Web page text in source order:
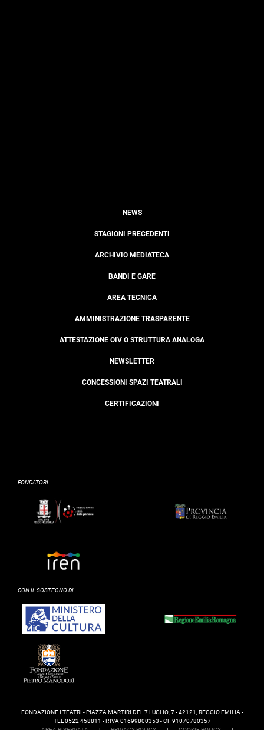
NEWS
STAGIONI PRECEDENTI
ARCHIVIO MEDIATECA
BANDI E GARE
AREA TECNICA
AMMINISTRAZIONE TRASPARENTE
ATTESTAZIONE OIV O STRUTTURA ANALOGA
NEWSLETTER
CONCESSIONI SPAZI TEATRALI
CERTIFICAZIONI
FONDATORI
CON IL SOSTEGNO DI
FONDAZIONE I TEATRI - PIAZZA MARTIRI DEL 7 LUGLIO, 7 - 42121, REGGIO EMILIA -
TEL 0522 458811 - P.IVA 01699800353 - CF 91070780357